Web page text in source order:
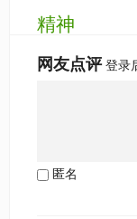
精神
网友点评登录
匿名